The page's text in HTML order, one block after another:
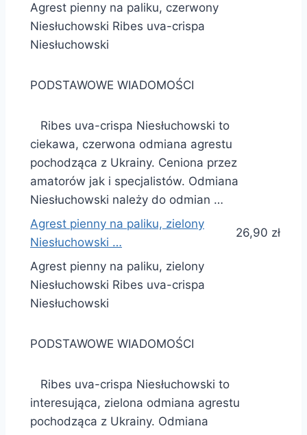
Agrest pienny na paliku, czerwony
Niesłuchowski Ribes uva-crispa
Niesłuchowski
PODSTAWOWE WIADOMOŚCI
Ribes uva-crispa Niesłuchowski to
ciekawa, czerwona odmiana agrestu
pochodząca z Ukrainy. Ceniona przez
amatorów jak i specjalistów. Odmiana
Niesłuchowski należy do odmian …
Agrest pienny na paliku, zielony
Niesłuchowski …
26,90 zł
Agrest pienny na paliku, zielony
Niesłuchowski Ribes uva-crispa
Niesłuchowski
PODSTAWOWE WIADOMOŚCI
Ribes uva-crispa Niesłuchowski to
interesująca, zielona odmiana agrestu
pochodząca z Ukrainy. Odmiana